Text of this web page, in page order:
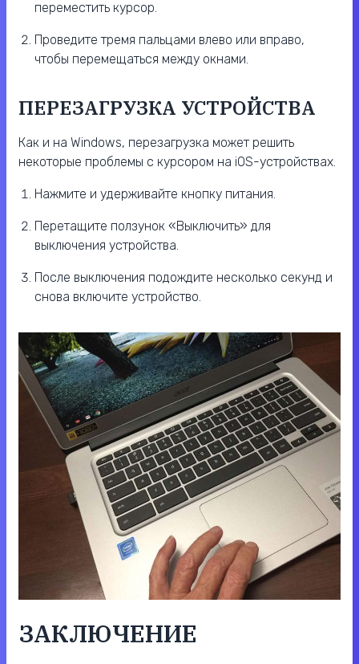
переместить курсор.
Проведите тремя пальцами влево или вправо,
чтобы перемещаться между окнами.
ПЕРЕЗАГРУЗКА УСТРОЙСТВА
Как и на Windows, перезагрузка может решить
некоторые проблемы с курсором на iOS-устройствах.
Нажмите и удерживайте кнопку питания.
Перетащите ползунок «Выключить» для
выключения устройства.
После выключения подождите несколько секунд и
снова включите устройство.
ЗАКЛЮЧЕНИЕ